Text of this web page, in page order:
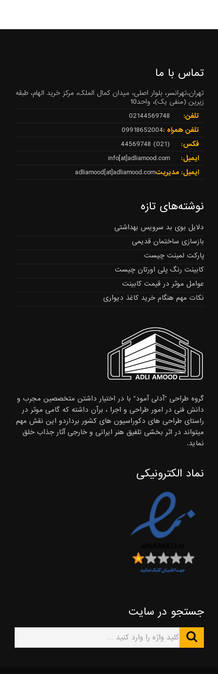
تماس با ما
تهران،تهرانسر، بلوار اصلی، میدان کمال الملک، مرکز خرید الهام، طبقه
زیرین (منفی یک)، واحد10
تلفن:
02144569748
تلفن همراه :09918652004
فکس:
(021) 44569748
ایمیل:
info[at]adliamood.com
ایمیل: مدیریتadliamood[at]adliamood.com
نوشته‌های تازه
دلایل بوی بد سرویس بهداشتی
بازسازی ساختمان قدیمی
پارکت لمینت چیست
کابینت رنگ پلی اورتان چیست
عوامل موثر در قیمت کابینت
نکات مهم هنگام خرید کاغذ دیواری
گروه طراحی "آدلی آمود" با در اختیار داشتن متخصصین مجرب و
دانش فنی در امور طراحی و اجرا ، برآن داشته که گامی موثر در
راستای طراحی های دکوراسیون های کشور برداردو این نقش مهم
میتواند در اثر بخشی تلفیق هنر ایرانی و خارجی آثار جذاب خلق
نماید.
نماد الکترونیکی
جستجو در سایت